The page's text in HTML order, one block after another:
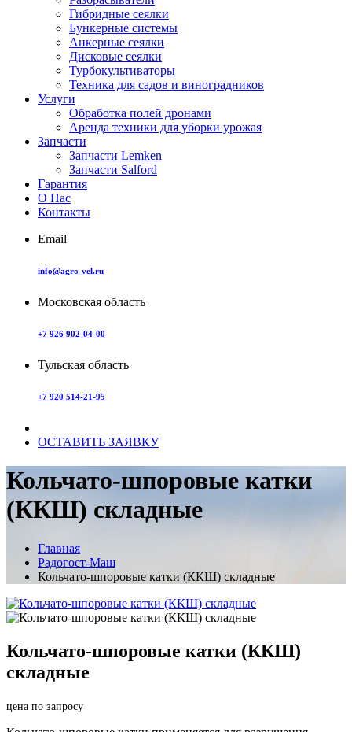
Гибридные сеялки
Бункерные системы
Анкерные сеялки
Дисковые сеялки
Турбокультиваторы
Техника для садов и виноградников
Услуги
Обработка полей дронами
Аренда техники для уборки урожая
Запчасти
Запчасти Lemken
Запчасти Salford
Гарантия
О Нас
Контакты
Email
info@agro-vel.ru
Московская область
+7 926 902-04-00
Тульская область
+7 920 514-21-95
ОСТАВИТЬ ЗАЯВКУ
Кольчато-шпоровые катки
(ККШ) складные
Главная
Радогост-Маш
Кольчато-шпоровые катки (ККШ) складные
Кольчато-шпоровые катки (ККШ)
складные
цена по запросу